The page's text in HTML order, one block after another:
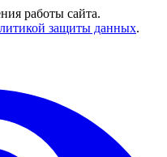
работы сайта.
защиты данных.